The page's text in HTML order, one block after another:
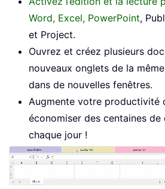
Word, Excel, PowerPoint,
et Project.
Ouvrez et créez plusieurs
nouveaux onglets de la
dans de nouvelles fenêtres.
Augmente votre productivité
économiser des centaines de
chaque jour !